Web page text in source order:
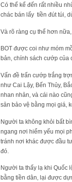
Có thể kể đến rất nhiều
chác bán lấy tiền đút túi,
Và rõ ràng cụ thể hơn
BOT được coi như móm
bản, chính sách cướp của
Vấn đề trấn cướp trắng
như Cai Lậy, Bến Thủy,
nhan nhản, và cái nào
sản bảo vệ bằng mọi giá,
Người ta không khỏi bất
ngang nơi hiểm yếu mọi
tránh nơi khác được đầu
đó.
Người ta thấy lạ khi Quốc
bằng tiền dân, lại được